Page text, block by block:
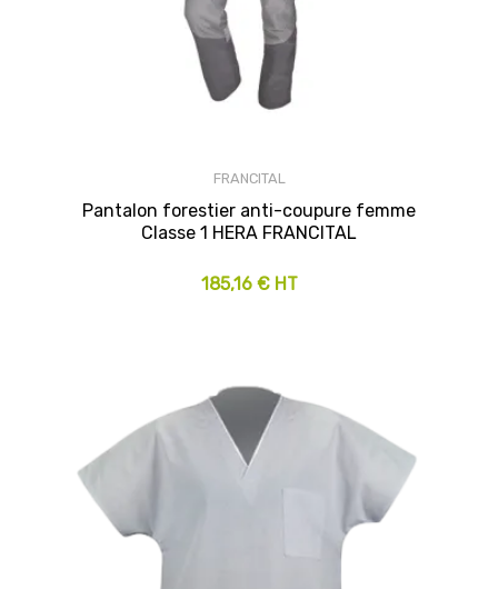
FRANCITAL
Pantalon forestier anti-coupure femme
Classe 1 HERA FRANCITAL
185,16 € HT